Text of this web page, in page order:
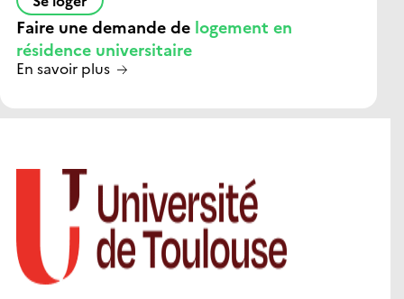
Faire une demande de logement en
résidence universitaire
En savoir plus